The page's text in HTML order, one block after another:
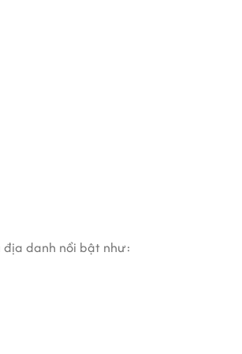
được phân loại và thu gom bởi đơn
lưu thông và tránh tình trạng kẹt khí.
thiết bị điện tử trong văn phòng
hãng Schindler, với tải trọng 630kg mỗi
tốt, không gây nóng hoặc chói mắt.
địa danh nổi bật như: